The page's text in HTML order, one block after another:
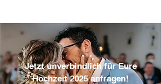
Jetzt unverbindlich für Eure
Hochzeit 2025 anfragen!